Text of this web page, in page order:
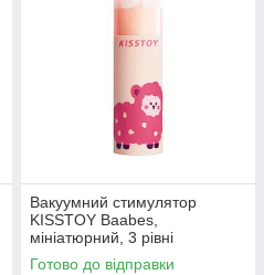
Вакуумний стимулятор
KISSTOY Baabes,
мініатюрний, 3 рівні
інтенсивності вакууму
Готово до відправки